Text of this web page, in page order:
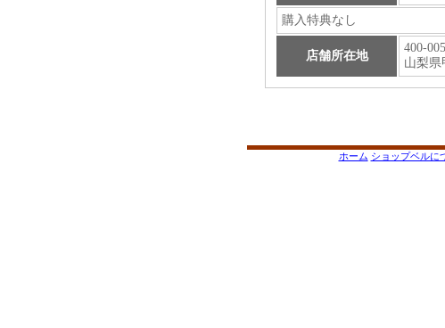
購入特典なし
店舗所在地
400-
山梨県
ホーム ショップベルに